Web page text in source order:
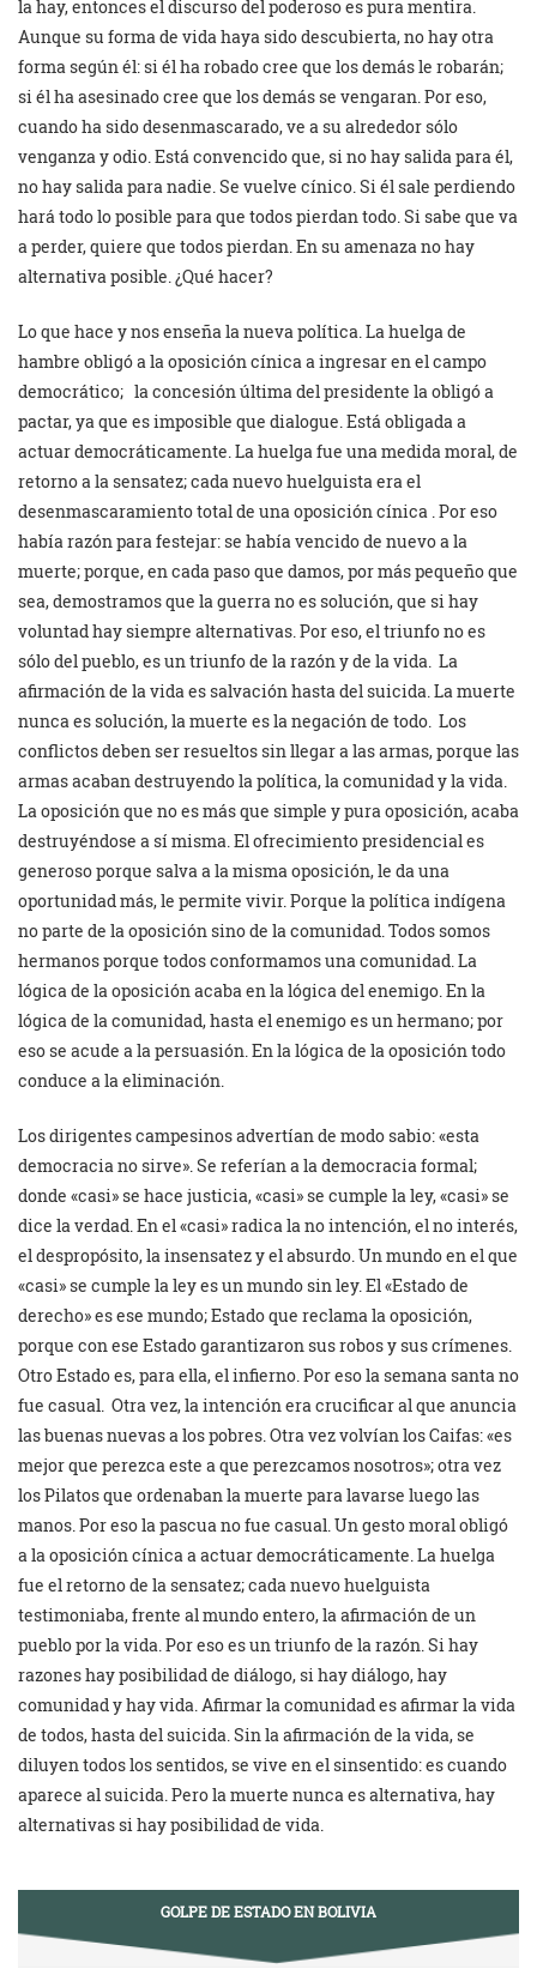
la hay, entonces el discurso del poderoso es pura mentira.
Aunque su forma de vida haya sido descubierta, no hay otra
forma según él: si él ha robado cree que los demás le robarán;
si él ha asesinado cree que los demás se vengaran. Por eso,
cuando ha sido desenmascarado, ve a su alrededor sólo
venganza y odio. Está convencido que, si no hay salida para él,
no hay salida para nadie. Se vuelve cínico. Si él sale perdiendo
hará todo lo posible para que todos pierdan todo. Si sabe que va
a perder, quiere que todos pierdan. En su amenaza no hay
alternativa posible. ¿Qué hacer?
Lo que hace y nos enseña la nueva política. La huelga de
hambre obligó a la oposición cínica a ingresar en el campo
democrático; la concesión última del presidente la obligó a
pactar, ya que es imposible que dialogue. Está obligada a
actuar democráticamente. La huelga fue una medida moral, de
retorno a la sensatez; cada nuevo huelguista era el
desenmascaramiento total de una oposición cínica . Por eso
había razón para festejar: se había vencido de nuevo a la
muerte; porque, en cada paso que damos, por más pequeño que
sea, demostramos que la guerra no es solución, que si hay
voluntad hay siempre alternativas. Por eso, el triunfo no es
sólo del pueblo, es un triunfo de la razón y de la vida. La
afirmación de la vida es salvación hasta del suicida. La muerte
nunca es solución, la muerte es la negación de todo. Los
conflictos deben ser resueltos sin llegar a las armas, porque las
armas acaban destruyendo la política, la comunidad y la vida.
La oposición que no es más que simple y pura oposición, acaba
destruyéndose a sí misma. El ofrecimiento presidencial es
generoso porque salva a la misma oposición, le da una
oportunidad más, le permite vivir. Porque la política indígena
no parte de la oposición sino de la comunidad. Todos somos
hermanos porque todos conformamos una comunidad. La
lógica de la oposición acaba en la lógica del enemigo. En la
lógica de la comunidad, hasta el enemigo es un hermano; por
eso se acude a la persuasión. En la lógica de la oposición todo
conduce a la eliminación.
Los dirigentes campesinos advertían de modo sabio: «esta
democracia no sirve». Se referían a la democracia formal;
donde «casi» se hace justicia, «casi» se cumple la ley, «casi» se
dice la verdad. En el «casi» radica la no intención, el no interés,
el despropósito, la insensatez y el absurdo. Un mundo en el que
«casi» se cumple la ley es un mundo sin ley. El «Estado de
derecho» es ese mundo; Estado que reclama la oposición,
porque con ese Estado garantizaron sus robos y sus crímenes.
Otro Estado es, para ella, el infierno. Por eso la semana santa no
fue casual. Otra vez, la intención era crucificar al que anuncia
las buenas nuevas a los pobres. Otra vez volvían los Caifas: «es
mejor que perezca este a que perezcamos nosotros»; otra vez
los Pilatos que ordenaban la muerte para lavarse luego las
manos. Por eso la pascua no fue casual. Un gesto moral obligó
a la oposición cínica a actuar democráticamente. La huelga
fue el retorno de la sensatez; cada nuevo huelguista
testimoniaba, frente al mundo entero, la afirmación de un
pueblo por la vida. Por eso es un triunfo de la razón. Si hay
razones hay posibilidad de diálogo, si hay diálogo, hay
comunidad y hay vida. Afirmar la comunidad es afirmar la vida
de todos, hasta del suicida. Sin la afirmación de la vida, se
diluyen todos los sentidos, se vive en el sinsentido: es cuando
aparece al suicida. Pero la muerte nunca es alternativa, hay
alternativas si hay posibilidad de vida.
GOLPE DE ESTADO EN BOLIVIA